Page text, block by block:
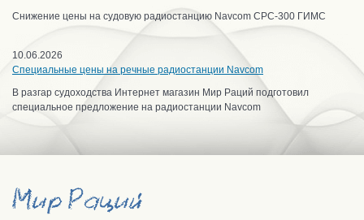
Снижение цены на судовую радиостанцию Navcom CPC-300 ГИМС
10.06.2026
Специальные цены на речные радиостанции Navcom
В разгар судоходства Интернет магазин Мир Раций подготовил
специальное предложение на радиостанции Navcom